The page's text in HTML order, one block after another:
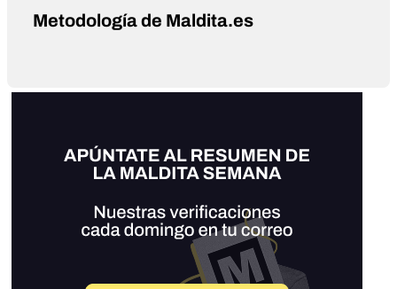
Metodología de Maldita.es